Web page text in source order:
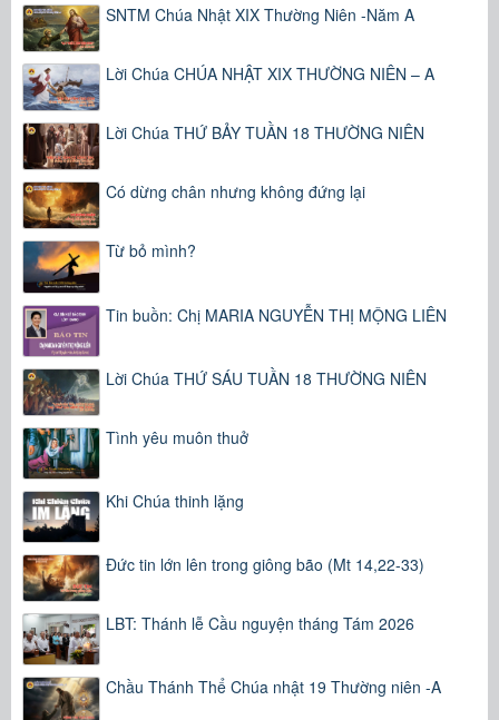
SNTM Chúa Nhật XIX Thường Niên -Năm A
Lời Chúa CHÚA NHẬT XIX THƯỜNG NIÊN – A
Lời Chúa THỨ BẢY TUẦN 18 THƯỜNG NIÊN
Có dừng chân nhưng không đứng lại
Từ bỏ mình?
Tin buồn: Chị MARIA NGUYỄN THỊ MỘNG LIÊN
Lời Chúa THỨ SÁU TUẦN 18 THƯỜNG NIÊN
Tình yêu muôn thuở
Khi Chúa thinh lặng
Đức tin lớn lên trong giông bão (Mt 14,22-33)
LBT: Thánh lễ Cầu nguyện tháng Tám 2026
Chầu Thánh Thể Chúa nhật 19 Thường niên -A